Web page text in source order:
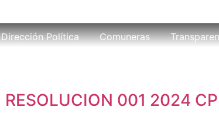
Dirección Política Comuneras
RESOLUCION 001 2024